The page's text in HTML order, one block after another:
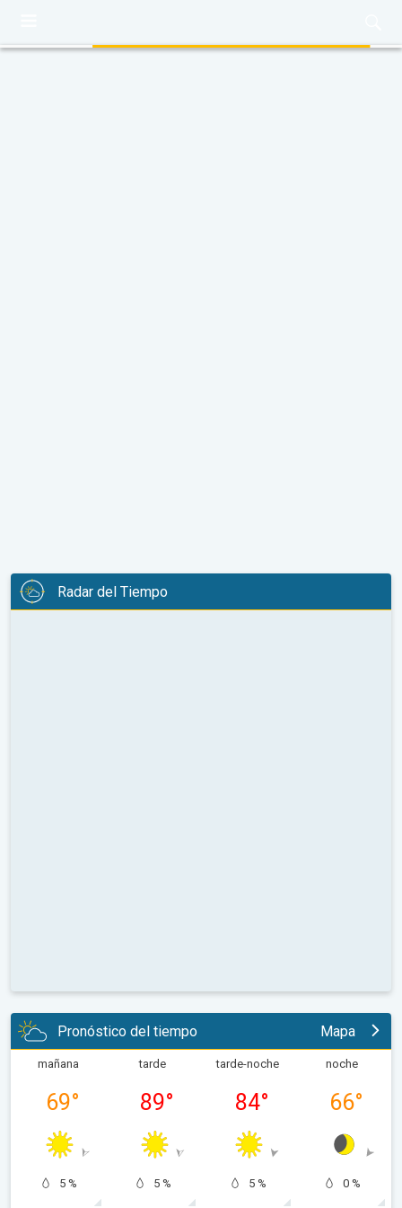
Radar del Tiempo
Pronóstico del tiempo Mapa
mañana
69°
5 %
tarde
89°
5 %
tarde-noche
84°
5 %
noche
66°
0 %